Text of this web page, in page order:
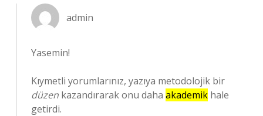
admin
Yasemin!
Kıymetli yorumlarınız, yazıya metodolojik bir
düzen kazandırarak onu daha akademik hale
getirdi.